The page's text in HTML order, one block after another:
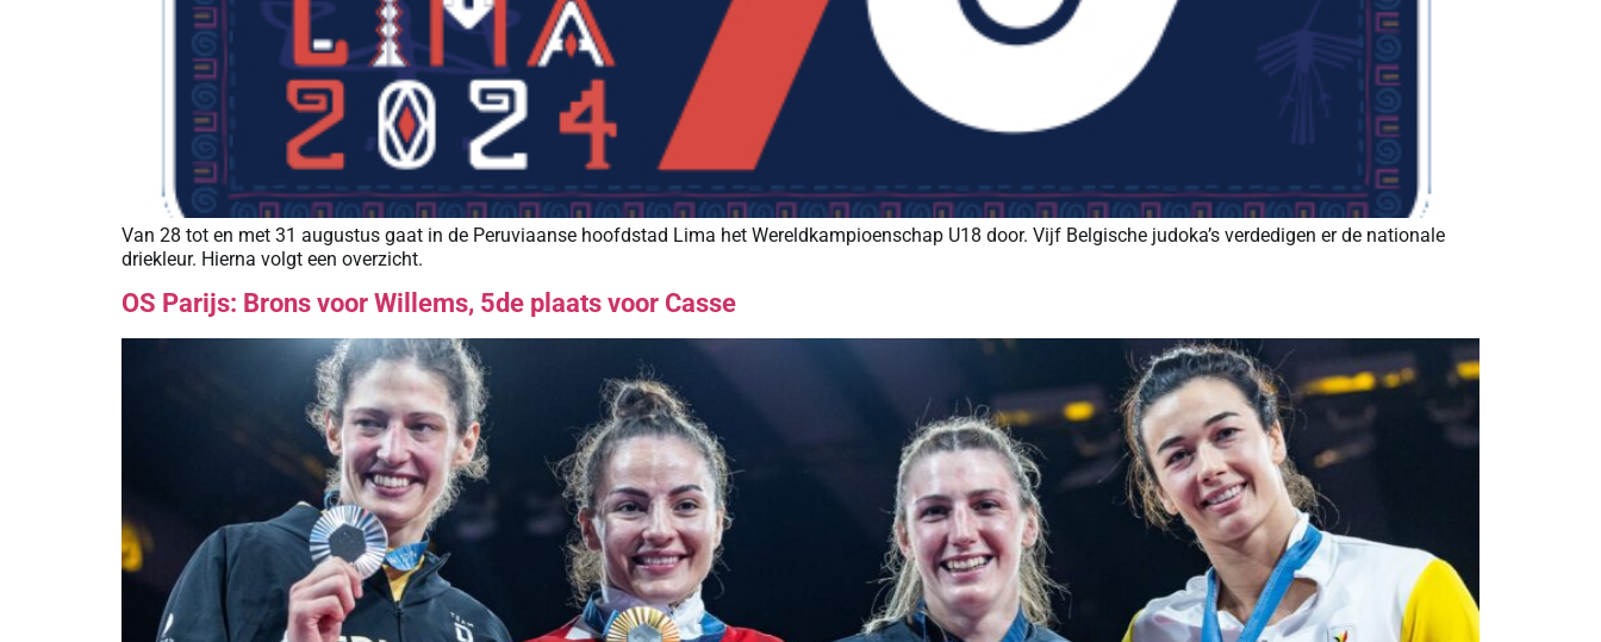
Van 28 tot en met 31 augustus gaat in de Peruviaanse hoofdstad Lima het Wereldkampioenschap U18 door. Vijf Belgische judoka’s verdedigen er de nationale
driekleur. Hierna volgt een overzicht.
OS Parijs: Brons voor Willems, 5de plaats voor Casse